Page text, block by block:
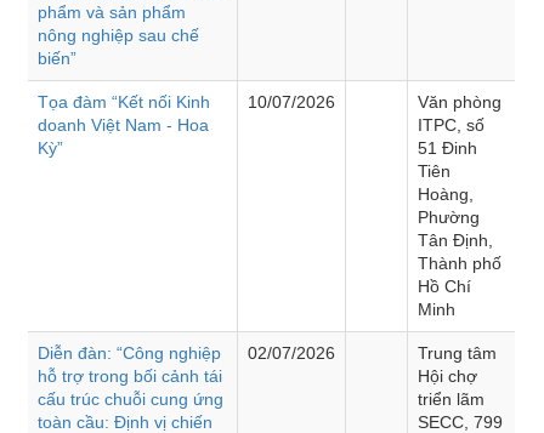
phẩm và sản phẩm
nông nghiệp sau chế
biến”
Tọa đàm “Kết nối Kinh
doanh Việt Nam - Hoa
Kỳ”
10/07/2026
Văn phòng
ITPC, số
51 Đinh
Tiên
Hoàng,
Phường
Tân Định,
Thành phố
Hồ Chí
Minh
Diễn đàn: “Công nghiệp
hỗ trợ trong bối cảnh tái
cấu trúc chuỗi cung ứng
toàn cầu: Định vị chiến
02/07/2026
Trung tâm
Hội chợ
triển lãm
SECC, 799